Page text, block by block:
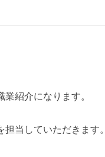
紹介になります。
当していただきます。